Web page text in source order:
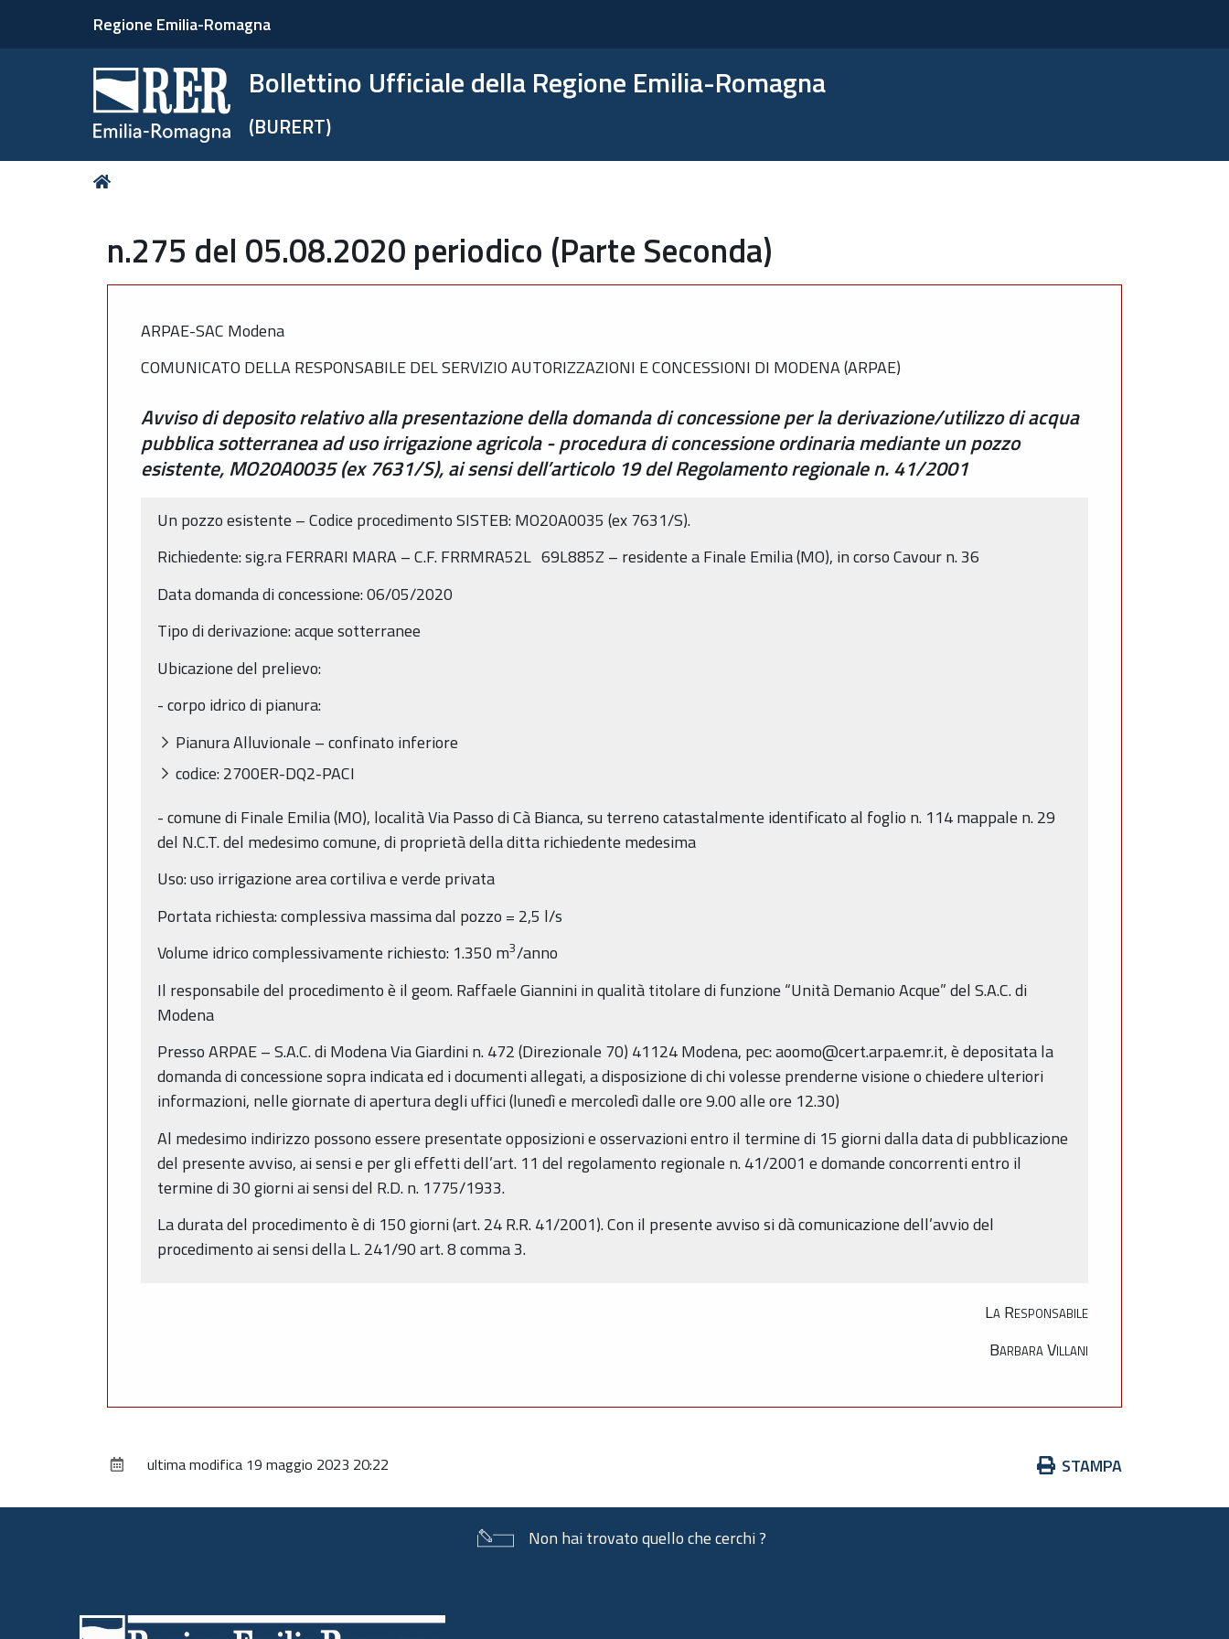
Regione Emilia-Romagna
Bollettino Ufficiale della Regione Emilia-Romagna
(BURERT)
Tu
n.275 del 05.08.2020 periodico (Parte Seconda)
ARPAE-SAC Modena
COMUNICATO DELLA RESPONSABILE DEL SERVIZIO AUTORIZZAZIONI E CONCESSIONI DI MODENA (ARPAE)
Avviso di deposito relativo alla presentazione della domanda di concessione per la derivazione/utilizzo di acqua
pubblica sotterranea ad uso irrigazione agricola - procedura di concessione ordinaria mediante un pozzo
esistente, MO20A0035 (ex 7631/S), ai sensi dell’articolo 19 del Regolamento regionale n. 41/2001
Un pozzo esistente – Codice procedimento SISTEB: MO20A0035 (ex 7631/S).
Richiedente: sig.ra FERRARI MARA – C.F. FRRMRA52L 69L885Z – residente a Finale Emilia (MO), in corso Cavour n. 36
Data domanda di concessione: 06/05/2020
Tipo di derivazione: acque sotterranee
Ubicazione del prelievo:
- corpo idrico di pianura:
Pianura Alluvionale – confinato inferiore
codice: 2700ER-DQ2-PACI
- comune di Finale Emilia (MO), località Via Passo di Cà Bianca, su terreno catastalmente identificato al foglio n. 114 mappale n. 29
del N.C.T. del medesimo comune, di proprietà della ditta richiedente medesima
Uso: uso irrigazione area cortiliva e verde privata
Portata richiesta: complessiva massima dal pozzo = 2,5 l/s
Volume idrico complessivamente richiesto: 1.350 m3/anno
Il responsabile del procedimento è il geom. Raffaele Giannini in qualità titolare di funzione “Unità Demanio Acque” del S.A.C. di
Modena
Presso ARPAE – S.A.C. di Modena Via Giardini n. 472 (Direzionale 70) 41124 Modena, pec: aoomo@cert.arpa.emr.it, è depositata la
domanda di concessione sopra indicata ed i documenti allegati, a disposizione di chi volesse prenderne visione o chiedere ulteriori
informazioni, nelle giornate di apertura degli uffici (lunedì e mercoledì dalle ore 9.00 alle ore 12.30)
Al medesimo indirizzo possono essere presentate opposizioni e osservazioni entro il termine di 15 giorni dalla data di pubblicazione
del presente avviso, ai sensi e per gli effetti dell’art. 11 del regolamento regionale n. 41/2001 e domande concorrenti entro il
termine di 30 giorni ai sensi del R.D. n. 1775/1933.
La durata del procedimento è di 150 giorni (art. 24 R.R. 41/2001). Con il presente avviso si dà comunicazione dell’avvio del
procedimento ai sensi della L. 241/90 art. 8 comma 3.
La Responsabile
Barbara Villani
Azioni
documento
STAMPA
ultima modifica 19 maggio 2023 20:22
Non hai trovato quello che cerchi ?